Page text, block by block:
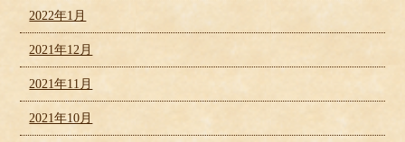
2022年1月
2021年12月
2021年11月
2021年10月